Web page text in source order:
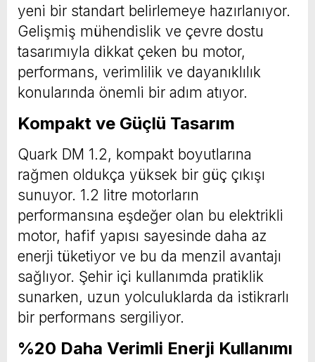
yeni bir standart belirlemeye hazırlanıyor.
Gelişmiş mühendislik ve çevre dostu
tasarımıyla dikkat çeken bu motor,
performans, verimlilik ve dayanıklılık
konularında önemli bir adım atıyor.
Kompakt ve Güçlü Tasarım
Quark DM 1.2, kompakt boyutlarına
rağmen oldukça yüksek bir güç çıkışı
sunuyor. 1.2 litre motorların
performansına eşdeğer olan bu elektrikli
motor, hafif yapısı sayesinde daha az
enerji tüketiyor ve bu da menzil avantajı
sağlıyor. Şehir içi kullanımda pratiklik
sunarken, uzun yolculuklarda da istikrarlı
bir performans sergiliyor.
%20 Daha Verimli Enerji Kullanımı